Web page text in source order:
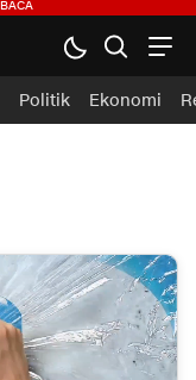
Politik Ekonomi